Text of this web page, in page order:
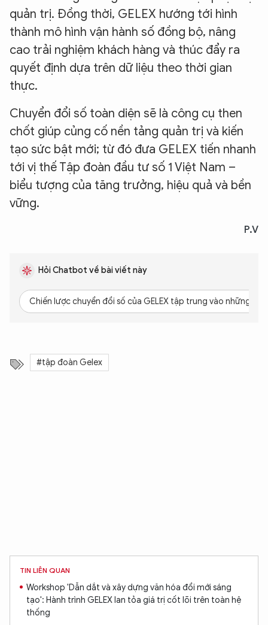
quản trị. Đồng thời, GELEX hướng tới hình
thành mô hình vận hành số đồng bộ, nâng
cao trải nghiệm khách hàng và thúc đẩy ra
quyết định dựa trên dữ liệu theo thời gian
thực.
Chuyển đổi số toàn diện sẽ là công cụ then
chốt giúp củng cố nền tảng quản trị và kiến
tạo sức bật mới; từ đó đưa GELEX tiến nhanh
tới vị thế Tập đoàn đầu tư số 1 Việt Nam –
biểu tượng của tăng trưởng, hiệu quả và bền
vững.
P.V
Hỏi Chatbot về bài viết này
Chiến lược chuyển đổi số của GELEX tập trung vào những trụ
#tập đoàn Gelex
TIN LIÊN QUAN
Workshop 'Dẫn dắt và xây dựng văn hóa đổi mới sáng
tạo': Hành trình GELEX lan tỏa giá trị cốt lõi trên toàn hệ
thống